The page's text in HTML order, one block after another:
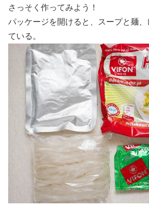
さっそく作ってみよう！
パッケージを開けると、スープと麺
ている。